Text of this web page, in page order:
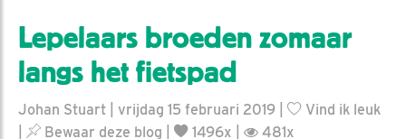
Lepelaars broeden zomaar
langs het fietspad
Johan Stuart | vrijdag 15 februari 2019 |
Vind ik leuk
Bewaar deze blog 1496x | 481x